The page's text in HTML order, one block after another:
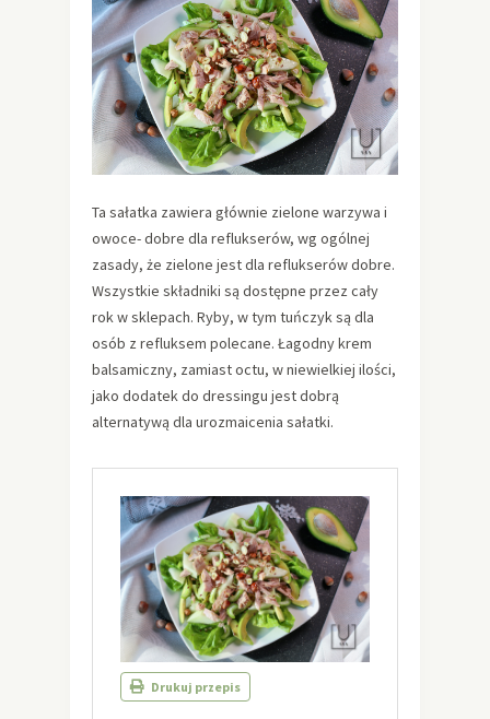
Ta sałatka zawiera głównie zielone warzywa i
owoce- dobre dla reflukserów, wg ogólnej
zasady, że zielone jest dla reflukserów dobre.
Wszystkie składniki są dostępne przez cały
rok w sklepach. Ryby, w tym tuńczyk są dla
osób z refluksem polecane. Łagodny krem
balsamiczny, zamiast octu, w niewielkiej ilości,
jako dodatek do dressingu jest dobrą
alternatywą dla urozmaicenia sałatki.
Drukuj przepis